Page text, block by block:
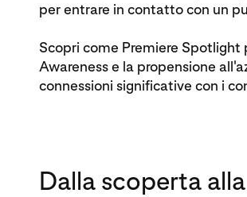
per entrare in contatto con un
Scopri come Premiere
Awareness e la propensione
connessioni significative con i
Dalla scoperta